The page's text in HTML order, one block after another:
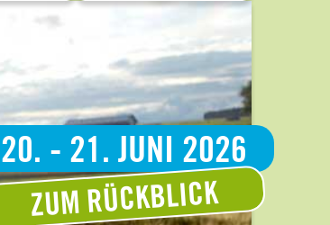
20. - 21. JUNI 2026
ZUM RÜCKBLICK